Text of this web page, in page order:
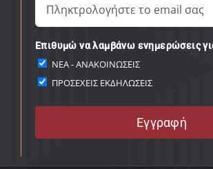
Επιθυμώ να λαμβάνω ενημερώσεις
ΝΕΑ - ΑΝΑΚΟΙΝΩΣΕΙΣ
ΠΡΟΣΕΧΕΙΣ ΕΚΔΗΛΩΣΕΙΣ
Εγγραφή